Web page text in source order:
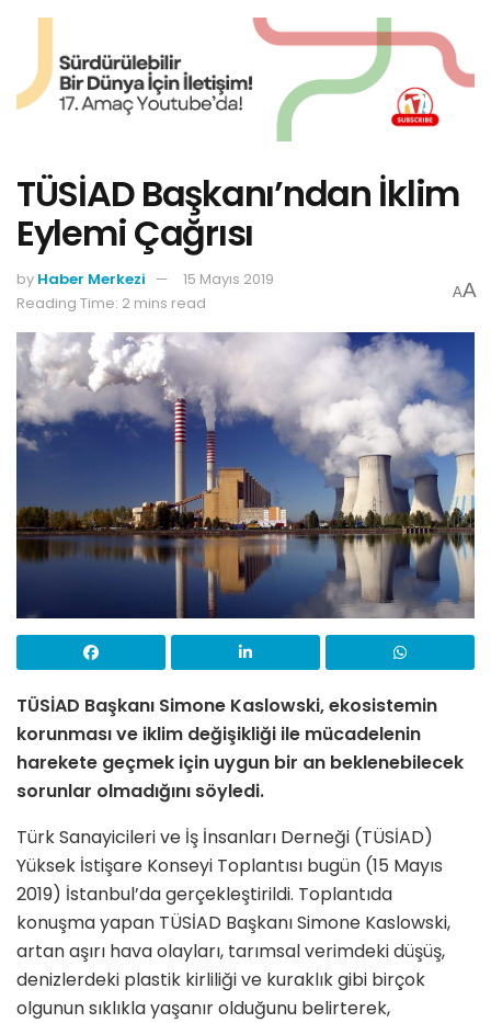
TÜSİAD Başkanı’ndan İklim
Eylemi Çağrısı
by Haber Merkezi
15 Mayıs 2019
Reading Time: 2 mins read
AA
TÜSİAD Başkanı Simone Kaslowski, ekosistemin
korunması ve iklim değişikliği ile mücadelenin
harekete geçmek için uygun bir an beklenebilecek
sorunlar olmadığını söyledi.
Türk Sanayicileri ve İş İnsanları Derneği (TÜSİAD)
Yüksek İstişare Konseyi Toplantısı bugün (15 Mayıs
2019) İstanbul’da gerçekleştirildi. Toplantıda
konuşma yapan TÜSİAD Başkanı Simone Kaslowski,
artan aşırı hava olayları, tarımsal verimdeki düşüş,
denizlerdeki plastik kirliliği ve kuraklık gibi birçok
olgunun sıklıkla yaşanır olduğunu belirterek,